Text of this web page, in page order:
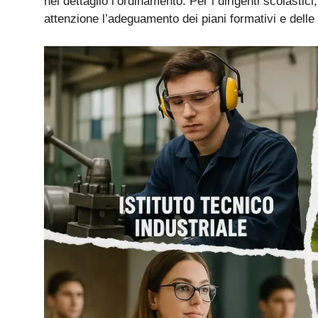
attenzione l’adeguamento dei piani formativi e